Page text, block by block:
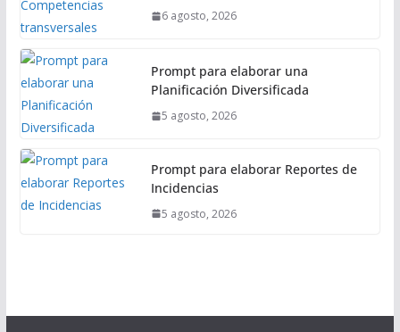
6 agosto, 2026
Prompt para elaborar una
Planificación Diversificada
5 agosto, 2026
Prompt para elaborar Reportes de
Incidencias
5 agosto, 2026